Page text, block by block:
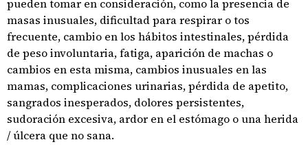
pueden tomar en consideración, como la presencia de
masas inusuales, dificultad para respirar o tos
frecuente, cambio en los hábitos intestinales, pérdida
de peso involuntaria, fatiga, aparición de machas o
cambios en esta misma, cambios inusuales en las
mamas, complicaciones urinarias, pérdida de apetito,
sangrados inesperados, dolores persistentes,
sudoración excesiva, ardor en el estómago o una herida
/ úlcera que no sana.